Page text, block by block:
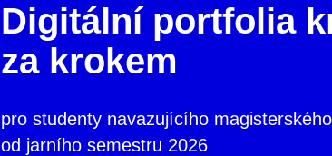
Digitální portfolia
za krokem
pro studenty navazujícího
od jarního semestru 2026